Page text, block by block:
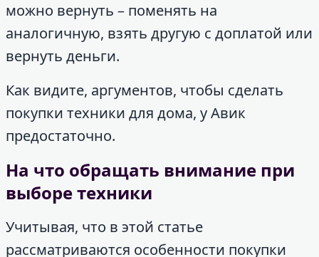
можно вернуть – поменять на
аналогичную, взять другую с доплатой или
вернуть деньги.
Как видите, аргументов, чтобы сделать
покупки техники для дома, у Авик
предостаточно.
На что обращать внимание при
выборе техники
Учитывая, что в этой статье
рассматриваются особенности покупки